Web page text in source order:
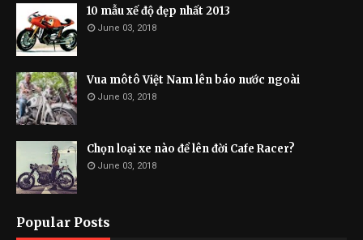
10 mẫu xế độ đẹp nhất 2013
June 03, 2018
Vua môtô Việt Nam lên báo nước ngoài
June 03, 2018
Chọn loại xe nào để lên đời Cafe Racer?
June 03, 2018
Popular Posts